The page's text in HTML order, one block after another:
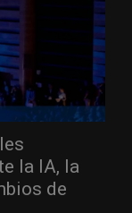
la IA, la
de